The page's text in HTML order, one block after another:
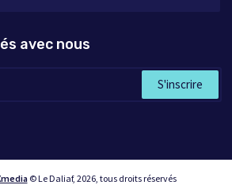
avec nous
S'inscrire
© Le Daliaf, 2026, tous droits réservés